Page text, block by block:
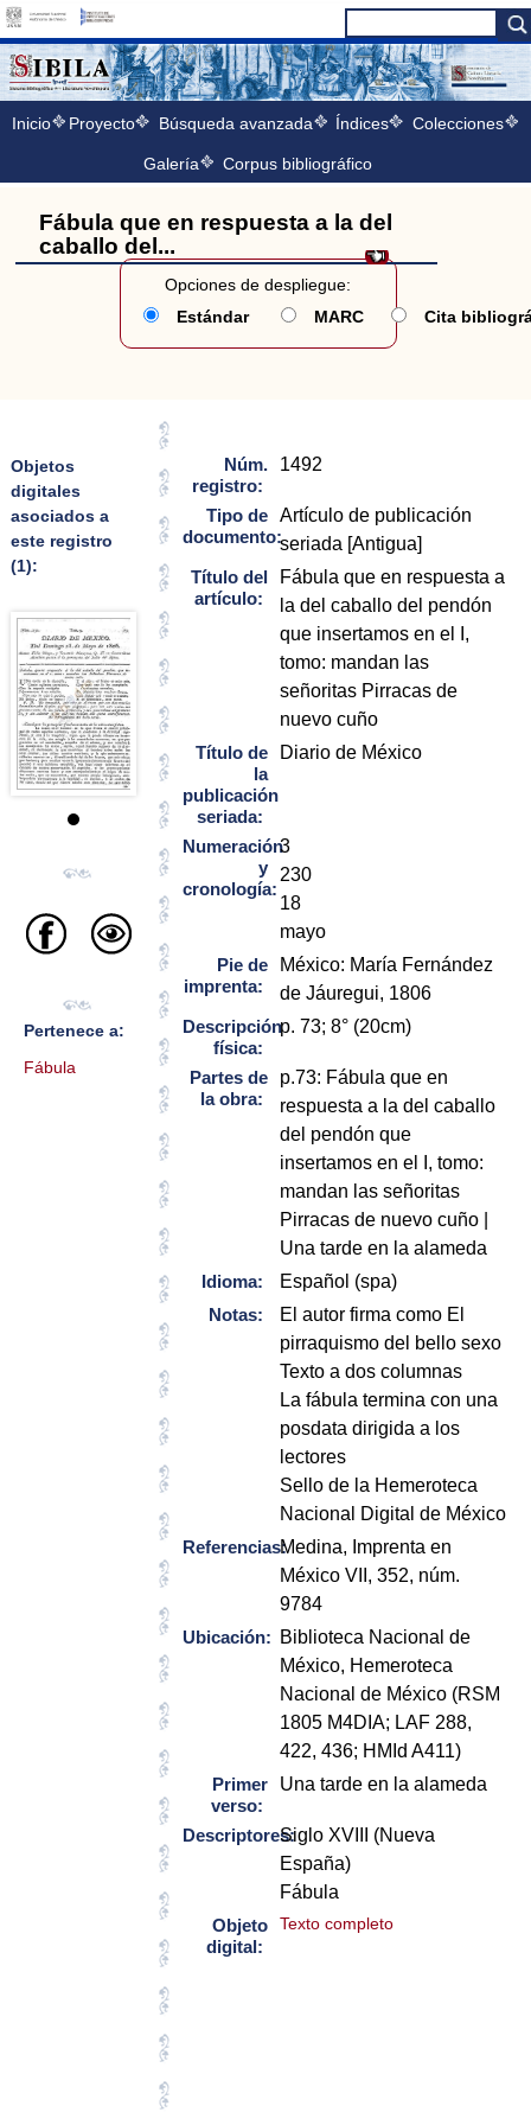
Inicio Proyecto Búsqueda avanzada Índices Colecciones
Galería Corpus bibliográfico
Fábula que en respuesta a la del
caballo del...
Opciones de despliegue:
Estándar
MARC Cita
Objetos
digitales
asociados a
este registro
(1):
Pertenece a:
Fábula
Núm.
registro:
1492
Tipo de
documento:
Artículo de publicación
seriada [Antigua]
Título del
artículo:
Fábula que en respuesta a
la del caballo del pendón
que insertamos en el I,
tomo: mandan las
señoritas Pirracas de
nuevo cuño
Título de
la
publicación
seriada:
Diario de México
Numeración
y
cronología:
3
230
18
mayo
Pie de
imprenta:
México: María Fernández
de Jáuregui, 1806
Descripción
física:
p. 73; 8° (20cm)
Partes de
la obra:
p.73: Fábula que en
respuesta a la del caballo
del pendón que
insertamos en el I, tomo:
mandan las señoritas
Pirracas de nuevo cuño |
Una tarde en la alameda
Idioma:
Español (spa)
Notas:
El autor firma como El
pirraquismo del bello sexo
Texto a dos columnas
La fábula termina con una
posdata dirigida a los
lectores
Sello de la Hemeroteca
Nacional Digital de México
Referencias:Medina, Imprenta en
México VII, 352, núm.
9784
Ubicación: Biblioteca Nacional de
México, Hemeroteca
Nacional de México (RSM
1805 M4DIA; LAF 288,
422, 436; HMId A411)
Primer
verso:
Una tarde en la alameda
Descriptores:Siglo XVIII (Nueva
España)
Fábula
Objeto
digital:
Texto completo